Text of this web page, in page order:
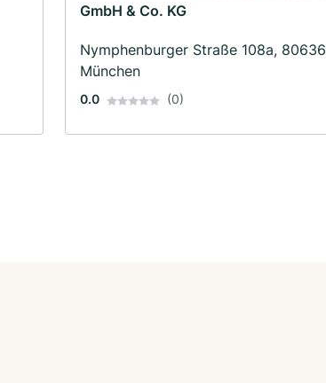
GmbH & Co. KG
Nymphenburger Straße 108a, 80636
München
0.0 (0)